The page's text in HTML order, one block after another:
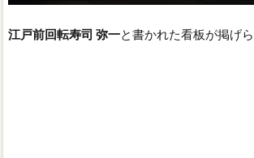
江戸前回転寿司 弥一と書かれた看板が掲げら